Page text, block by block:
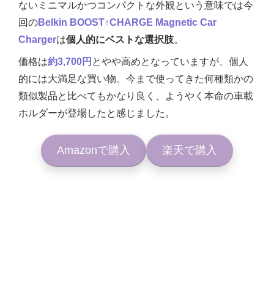
ないミニマルかつコンパクトな外観という意味では今
回のBelkin BOOST↑CHARGE Magnetic Car
Chargerは個人的にベストな選択肢。
価格は約3,700円 とやや高めとなっていますが、個人
的には大満足な買い物。今まで使ってきた何種類かの
類似製品と比べてもかなり良く、ようやく本命の車載
ホルダーが登場したと感じました。
Amazonで購入 楽天で購入